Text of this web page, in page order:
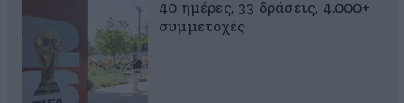
40 ημέρες, 33 δράσεις, 4.000+
συμμετοχές